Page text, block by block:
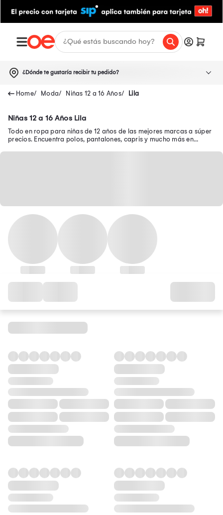
¿Dónde te gustaría recibir tu pedido?
Moda Niñas 12 a 16 Años Lila
Niñas 12 a 16 Años Lila
Todo en ropa para niñas de 12 años de las mejores marcas a súper
precios. Encuentra polos, pantalones, capris y mucho más en